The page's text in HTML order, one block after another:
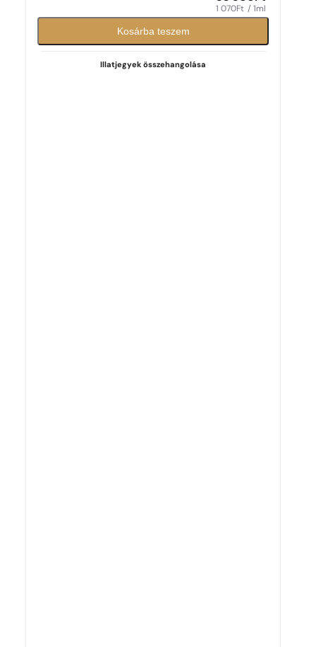
1 070Ft / 1ml
Kosárba teszem
Illatjegyek összehangolása